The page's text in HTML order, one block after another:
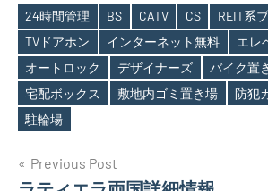
Tags
24時間管理 BS CATV CS
REIT系
TVドアホン
インターネット無料
エレ
オートロック
デザイナーズ
バイク置
宅配ボックス
敷地内ゴミ置き場 防犯
駐輪場
投Previous Post